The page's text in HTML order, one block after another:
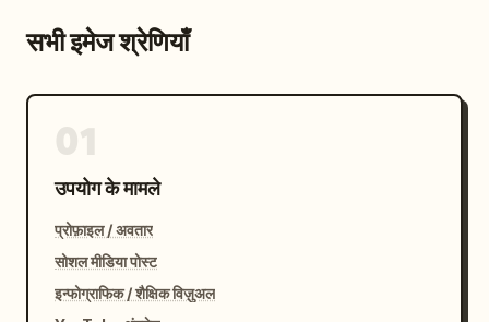
सभी इमेज श्रेणियाँ
उपयोग के मामले
प्रोफ़ाइल / अवतार
सोशल मीडिया पोस्ट
इन्फोग्राफिक / शैक्षिक विज़ुअल